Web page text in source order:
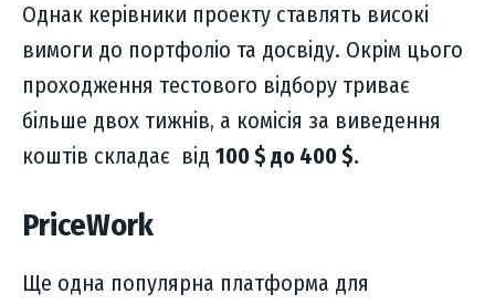
Однак керівники проекту ставлять високі
вимоги до портфоліо та досвіду. Окрім цього
проходження тестового відбору триває
більше двох тижнів, а комісія за виведення
коштів складає від 100 $ до 400 $.
PriceWork
Ще одна популярна платформа для